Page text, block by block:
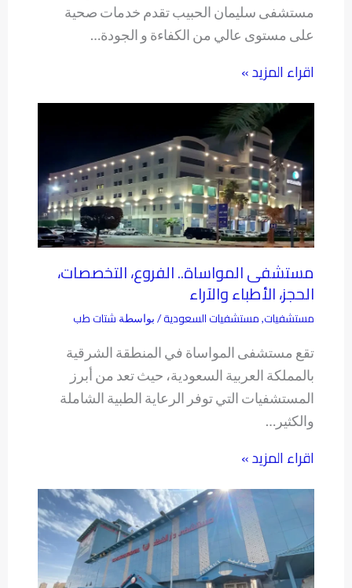
مستشفى سليمان الحبيب تقدم خدمات صحية
على مستوى عالي من الكفاءة و الجودة…
اقراء المزيد »
مستشفى المواساة.. الفروع، التخصصات،
الحجز، الأطباء والآراء
مستشفيات, مستشفيات السعودية/ بواسطة شتات طب
تقع مستشفى المواساة في المنطقة الشرقية
بالمملكة العربية السعودية، حيث تعد من أبرز
المستشفيات التي توفر الرعاية الطبية الشاملة
والكثير…
اقراء المزيد »